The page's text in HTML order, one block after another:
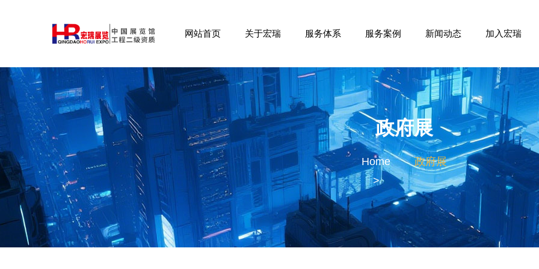
网站首页 关于宏瑞 服务体系 服务案例 新闻动态 加入宏瑞
政府展
Home 政府展